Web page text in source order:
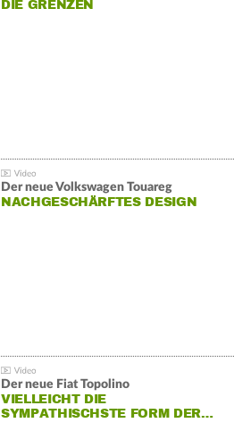
DIE GRENZEN
Der neue Volkswagen Touareg
NACHGESCHÄRFTES DESIGN
Der neue Fiat Topolino
VIELLEICHT DIE
SYMPATHISCHSTE FORM DER…